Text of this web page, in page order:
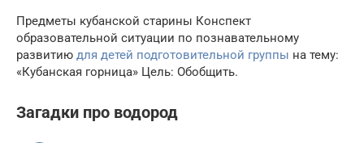
Предметы кубанской старины Конспект
образовательной ситуации по познавательному
развитию для детей подготовительной группы на тему:
«Кубанская горница» Цель: Обобщить.
Загадки про водород